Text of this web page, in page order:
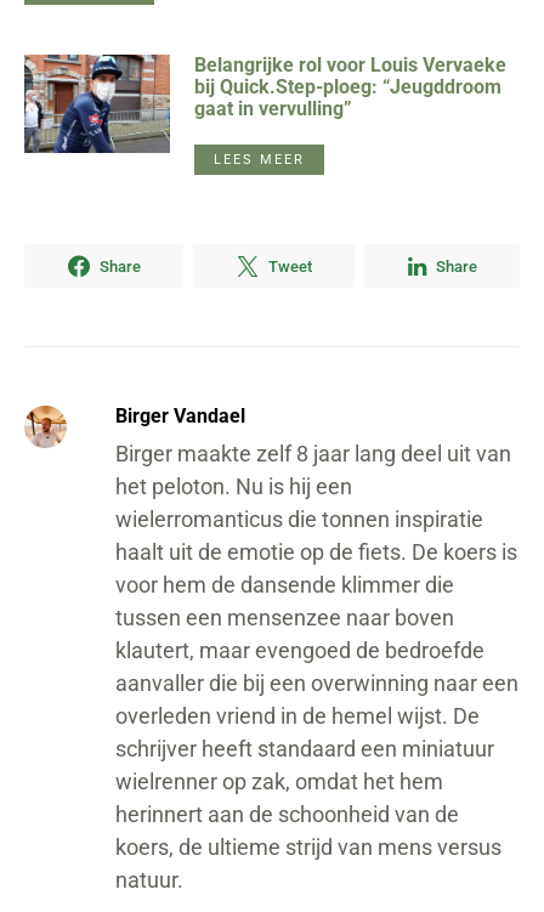
Belangrijke rol voor Louis Vervaeke
bij Quick.Step-ploeg: “Jeugddroom
gaat in vervulling”
LEES MEER
Share Tweet Share
Birger Vandael
Birger maakte zelf 8 jaar lang deel uit van
het peloton. Nu is hij een
wielerromanticus die tonnen inspiratie
haalt uit de emotie op de fiets. De koers is
voor hem de dansende klimmer die
tussen een mensenzee naar boven
klautert, maar evengoed de bedroefde
aanvaller die bij een overwinning naar een
overleden vriend in de hemel wijst. De
schrijver heeft standaard een miniatuur
wielrenner op zak, omdat het hem
herinnert aan de schoonheid van de
koers, de ultieme strijd van mens versus
natuur.